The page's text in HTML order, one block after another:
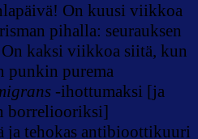
On kuusi viikkoa
pihalla: seurauksen
kaksi viikkoa siitä, kun
punkin purema
-ihottumaksi [ja
borreliooriksi]
ja tehokas antibioottikuuri